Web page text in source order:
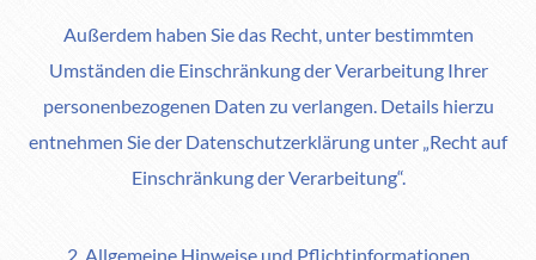
Außerdem haben Sie das Recht, unter bestimmten
Umständen die Einschränkung der Verarbeitung Ihrer
personenbezogenen Daten zu verlangen. Details hierzu
entnehmen Sie der Datenschutzerklärung unter „Recht auf
Einschränkung der Verarbeitung“.
2. Allgemeine Hinweise und Pflichtinformationen